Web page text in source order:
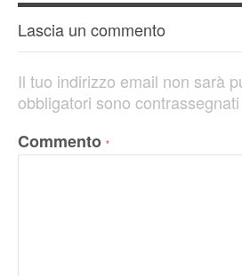
Lascia un commento
Il tuo indirizzo email non sarà
obbligatori sono contrassegnati
Commento *